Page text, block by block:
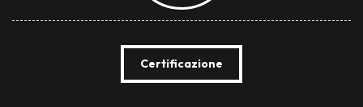
Certificazione